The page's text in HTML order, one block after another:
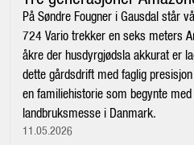
På Søndre Fougner i Gausdal står
724 Vario trekker en seks meters
åkre der husdyrgjødsla akkurat er
dette gårdsdrift med faglig
en familiehistorie som begynte
landbruksmesse i Danmark.
11.05.2026